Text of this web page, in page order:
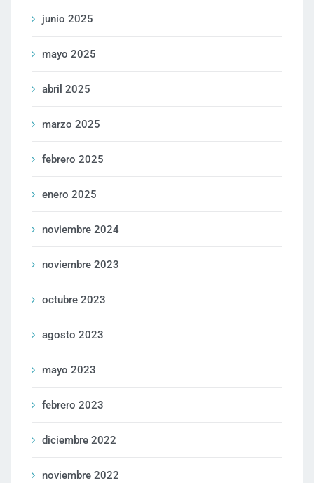
junio 2025
mayo 2025
abril 2025
marzo 2025
febrero 2025
enero 2025
noviembre 2024
noviembre 2023
octubre 2023
agosto 2023
mayo 2023
febrero 2023
diciembre 2022
noviembre 2022